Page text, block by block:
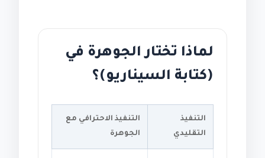
لماذا تختار الجوهرة في
(كتابة السيناريو)؟
التنفيذ
التقليدي
التنفيذ الاحترافي مع
الجوهرة